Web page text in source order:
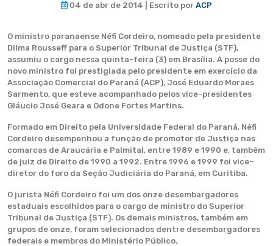
04 de abr de 2014 | Escrito por ACP
O ministro paranaense Néfi Cordeiro, nomeado pela presidente
Dilma Rousseff para o Superior Tribunal de Justiça (STF),
assumiu o cargo nessa quinta-feira (3) em Brasília. A posse do
novo ministro foi prestigiada pelo presidente em exercício da
Associação Comercial do Paraná (ACP), José Eduardo Moraes
Sarmento, que esteve acompanhado pelos vice-presidentes
Gláucio José Geara e Odone Fortes Martins.
Formado em Direito pela Universidade Federal do Paraná, Néfi
Cordeiro desempenhou a função de promotor de Justiça nas
comarcas de Araucária e Palmital, entre 1989 e 1990 e, também
de juiz de Direito de 1990 a 1992. Entre 1996 e 1999 foi vice-
diretor do foro da Seção Judiciária do Paraná, em Curitiba.
O jurista Néfi Cordeiro foi um dos onze desembargadores
estaduais escolhidos para o cargo de ministro do Superior
Tribunal de Justiça (STF). Os demais ministros, também em
grupos de onze, foram selecionados dentre desembargadores
federais e membros do Ministério Público.